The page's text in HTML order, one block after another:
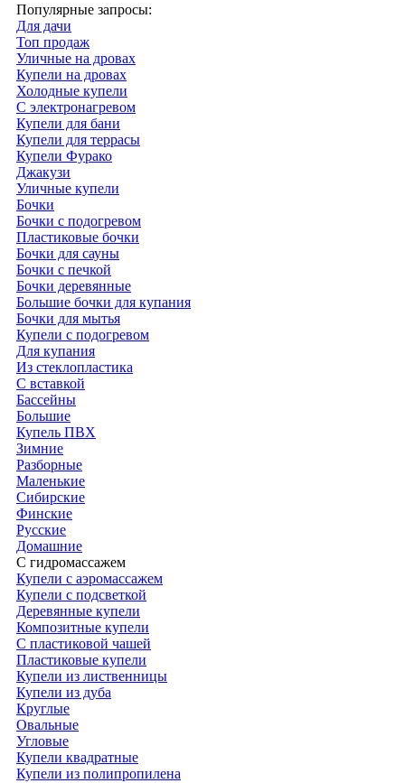
Популярные запросы:
Для дачи
Топ продаж
Уличные на дровах
Купели на дровах
Холодные купели
С электронагревом
Купели для бани
Купели для террасы
Купели Фурако
Джакузи
Уличные купели
Бочки
Бочки с подогревом
Пластиковые бочки
Бочки для сауны
Бочки с печкой
Бочки деревянные
Большие бочки для купания
Бочки для мытья
Купели с подогревом
Для купания
Из стеклопластика
С вставкой
Бассейны
Большие
Купель ПВХ
Зимние
Разборные
Маленькие
Сибирские
Финские
Русские
Домашние
С гидромассажем
Купели с аэромассажем
Купели с подсветкой
Деревянные купели
Композитные купели
С пластиковой чашей
Пластиковые купели
Купели из лиственницы
Купели из дуба
Круглые
Овальные
Угловые
Купели квадратные
Купели из полипропилена